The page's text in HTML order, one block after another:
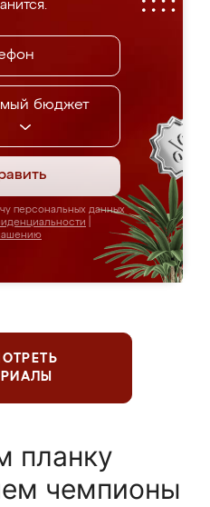
бюджет
персональных данных
планку
чемпионы